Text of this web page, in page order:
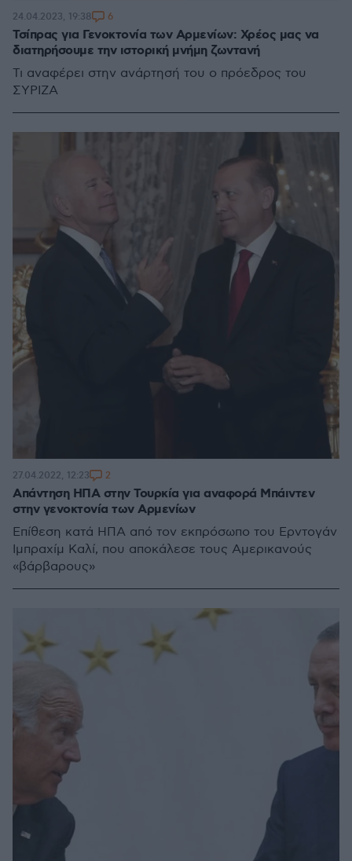
Τσίπρας για Γενοκτονία των Αρμενίων: Χρέος μας να
διατηρήσουμε την ιστορική μνήμη ζωντανή
Τι αναφέρει στην ανάρτησή του ο πρόεδρος του
ΣΥΡΙΖΑ
24.04.2023, 19:38 6
Απάντηση ΗΠΑ στην Τουρκία για αναφορά Μπάιντεν
στην γενοκτονία των Αρμενίων
Επίθεση κατά ΗΠΑ από τον εκπρόσωπο του Ερντογάν
Ιμπραχίμ Καλί, που αποκάλεσε τους Αμερικανούς
«βάρβαρους»
27.04.2022, 12:23 2